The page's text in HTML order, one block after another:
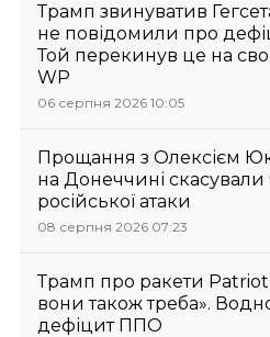
Трамп звинуватив
не повідомили про
Той перекинув це на
WP
06 серпня 2026 10:05
Прощання з Олексієм
на Донеччині скасували
російської атаки
08 серпня 2026 07:23
Трамп про ракети
вони також треба».
дефіцит ППО